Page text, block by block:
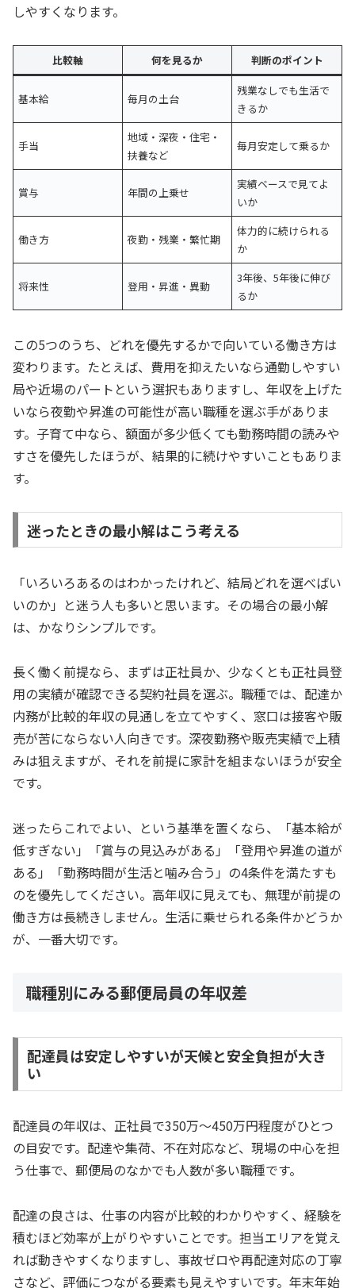
しやすくなります。
比較軸 何を見るか 判断のポイント
基本給 毎月の土台
残業なしでも生活で
きるか
手当
地域・深夜・住宅・
扶養など
毎月安定して乗るか
賞与 年間の上乗せ
実績ベースで見てよ
いか
働き方 夜勤・残業・繁忙期
体力的に続けられる
か
将来性 登用・昇進・異動
3年後、5年後に伸び
るか
この5つのうち、どれを優先するかで向いている働き方は
変わります。たとえば、費用を抑えたいなら通勤しやすい
局や近場のパートという選択もありますし、年収を上げた
いなら夜勤や昇進の可能性が高い職種を選ぶ手がありま
す。子育て中なら、額面が多少低くても勤務時間の読みや
すさを優先したほうが、結果的に続けやすいこともありま
す。
迷ったときの最小解はこう考える
「いろいろあるのはわかったけれど、結局どれを選べばい
いのか」と迷う人も多いと思います。その場合の最小解
は、かなりシンプルです。
長く働く前提なら、まずは正社員か、少なくとも正社員登
用の実績が確認できる契約社員を選ぶ。職種では、配達か
内務が比較的年収の見通しを立てやすく、窓口は接客や販
売が苦にならない人向きです。深夜勤務や販売実績で上積
みは狙えますが、それを前提に家計を組まないほうが安全
です。
迷ったらこれでよい、という基準を置くなら、「基本給が
低すぎない」「賞与の見込みがある」「登用や昇進の道が
ある」「勤務時間が生活と噛み合う」の4条件を満たすも
のを優先してください。高年収に見えても、無理が前提の
働き方は長続きしません。生活に乗せられる条件かどうか
が、一番大切です。
職種別にみる郵便局員の年収差
配達員は安定しやすいが天候と安全負担が大き
い
配達員の年収は、正社員で350万〜450万円程度がひとつ
の目安です。配達や集荷、不在対応など、現場の中心を担
う仕事で、郵便局のなかでも人数が多い職種です。
配達の良さは、仕事の内容が比較的わかりやすく、経験を
積むほど効率が上がりやすいことです。担当エリアを覚え
れば動きやすくなりますし、事故ゼロや再配達対応の丁寧
さなど、評価につながる要素も見えやすいです。年末年始